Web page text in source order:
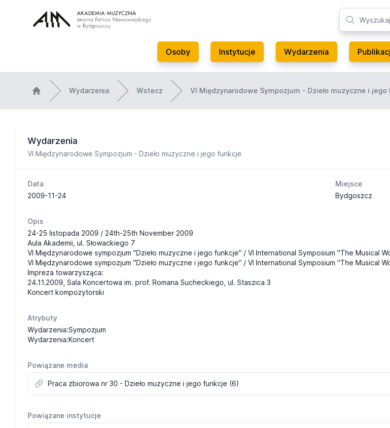
Osoby Instytucje Wydarzenia
Wydarzenia Wstecz VI Międzynarodowe Sympozjum - Dzieło muzyczne i jego
Wydarzenia
VI Międzynarodowe Sympozjum - Dzieło muzyczne i jego funkcje
Data
2009-11-24
Miejsce
Bydgoszcz
Opis
24-25 listopada 2009 / 24th-25th November 2009
Aula Akademii, ul. Słowackiego 7
VI Międzynarodowe sympozjum "Dzieło muzyczne i jego funkcje" / VI International Symposium "The Musical
VI Międzynarodowe sympozjum "Dzieło muzyczne i jego funkcje" / VI International Symposium "The Musical
Impreza towarzysząca:
24.11.2009, Sala Koncertowa im. prof. Romana Sucheckiego, ul. Staszica 3
Koncert kompozytorski
Atrybuty
Wydarzenia:Sympozjum
Wydarzenia:Koncert
Powiązane media
Praca zbiorowa nr 30 - Dzieło muzyczne i jego funkcje (6)
Powiązane instytucje